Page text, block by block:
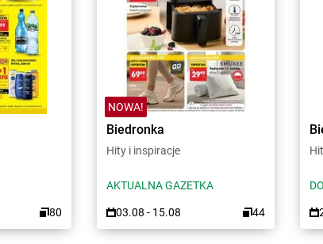
80
NOWA!
Biedronka
Hity i inspiracje
AKTUALNA GAZETKA
03.08 - 15.08 44